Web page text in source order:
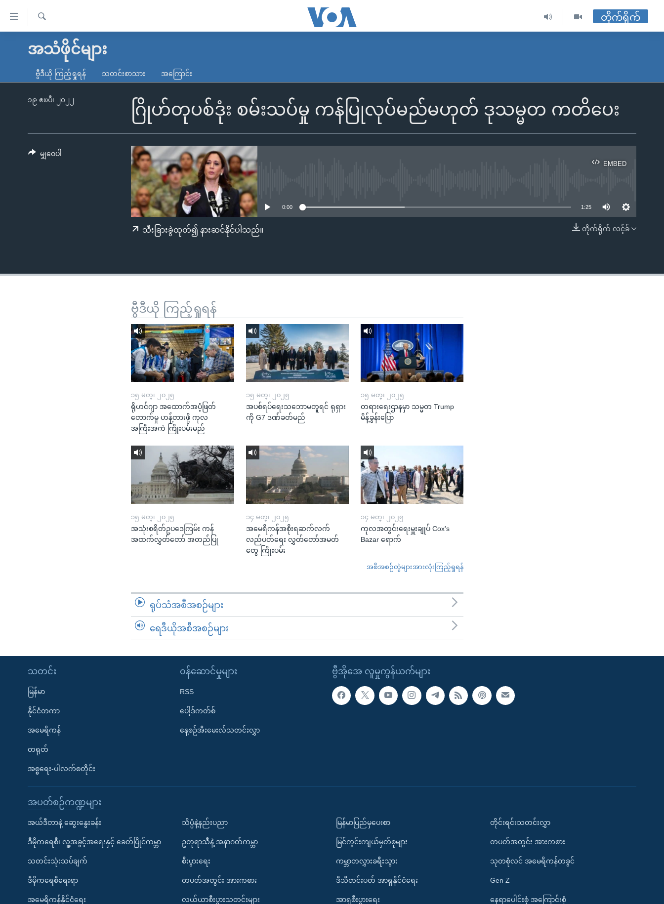
လွယ်ကူ
သည့်
ကျော်
မူလစာမျက်နှာ
ကမ္ဘာ့သတင်းများ
နိုင်ငံတကာ
တရုတ်
အစ္စရေး-ပါလက်စတိုင်း
ရပ်ဝန်းတခု လမ်းတခု အလွန်
အင်္ဂလိပ်စာလေ့လာမယ်
ရ
တိုက်ရိုက်
အသံဖိုင်များ
ဗွီဒီယို ကြည့်ရှုရန် သတင်းစာသား အကြောင်း
ဂြိုဟ်တုပစ်ဒုံး စမ်းသပ်မှု ကန်ပြုလုပ်မည်မဟုတ် ဒုသမ္မတ ကတိပေး
၁၉ ဧၿပီ၊ ၂၀၂၂
EMBED
EMBED
0:00 1:25
တိုက်ရိုက် လင့်ခ်
သီးခြားခွဲထုတ်၍ နားဆင်နိုင်ပါသည်။
မျှဝေပါ
ဗွီဒီယို ကြည့်ရှုရန်
၁၅ မတ္၊ ၂၀၂၅
ရိုဟင်ဂျာ အထောက်အပံ့ဖြတ်
တောက်မှု ဟန့်တားဖို့ ကုလ
အကြီးအကဲ ကြိုးပမ်းမည်
၁၅ မတ္၊ ၂၀၂၅
အပစ်ရပ်ရေးသဘောမတူရင် ရုရှား
ကို G7 ဒဏ်ခတ်မည်
၁၅ မတ္၊ ၂၀၂၅
တရားရေးဌာနမှာ သမ္မတ Trump
မိန့်ခွန်းပြော
၁၅ မတ္၊ ၂၀၂၅
အသုံးစရိတ်ဥပဒေကြမ်း ကန်
အထက်လွှတ်တော် အတည်ပြု
၁၄ မတ္၊ ၂၀၂၅
အမေရိကန်အစိုးရဆက်လက်
လည်ပတ်ရေး လွှတ်တော်အမတ်
တွေ ကြိုးပမ်း
၁၄ မတ္၊ ၂၀၂၅
ကုလအတွင်းရေးမှူးချုပ် Cox's
Bazar ရောက်
အစီအစဉ်တွဲများအားလုံးကြည့်ရှုရန်
ရုပ်သံအစီအစဉ်များ
ရေဒီယိုအစီအစဉ်များ
ဗွီအိုအေ လူမှုကွန်ယက်များ
သတင်း
မြန်မာ
နိုင်ငံတကာ
အမေရိကန်
တရုတ်
အစ္စရေး-ပါလက်စတိုင်း
၀န်ဆောင်မှုများ
RSS
ပေါ့ဒ်ကတ်စ်
နေ့စဉ်အီးမေးလ်သတင်းလွှာ
အပတ်စဉ်ကဏ္ဍများ
အယ်ဒီတာနဲ့ ဆွေးနွေးခန်း
ဒီမိုကရေစီ၊ လူ့အခွင့်အရေးနှင့် ခေတ်ပြိုင်ကမ္ဘာ
သတင်းသုံးသပ်ချက်
ဒီမိုကရေစီရေးရာ
အမေရိကန်နိုင်ငံရေး
သိပ္ပံနဲ့နည်းပညာ
ဥတုရာသီနဲ့ အနာဂတ်ကမ္ဘာ
စီးပွားရေး
တပတ်အတွင်း အားကစား
လယ်ယာစီးပွားသတင်းများ
မြန်မာပြည်မှပေးစာ
မြင်ကွင်းကျယ်မှတ်စုများ
ကမ္ဘာတလွှားခရီးသွား
ဒီသီတင်းပတ် အာရှနိုင်ငံရေး
အာရှစီးပွားရေး
တိုင်းရင်းသတင်းလွှာ
တပတ်အတွင်း အားကစား
သုတစုံလင် အမေရိကန်တခွင်
Gen Z
နေရာပေါင်းစုံ အကြောင်းစုံ